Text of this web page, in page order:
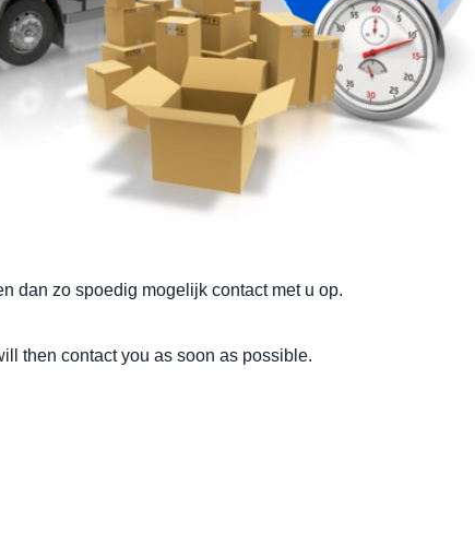
dan zo spoedig mogelijk contact met u op.
then contact you as soon as possible.